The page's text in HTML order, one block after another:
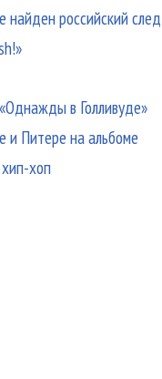
найден российский след
в Голливуде»
и Питере на альбоме
хоп